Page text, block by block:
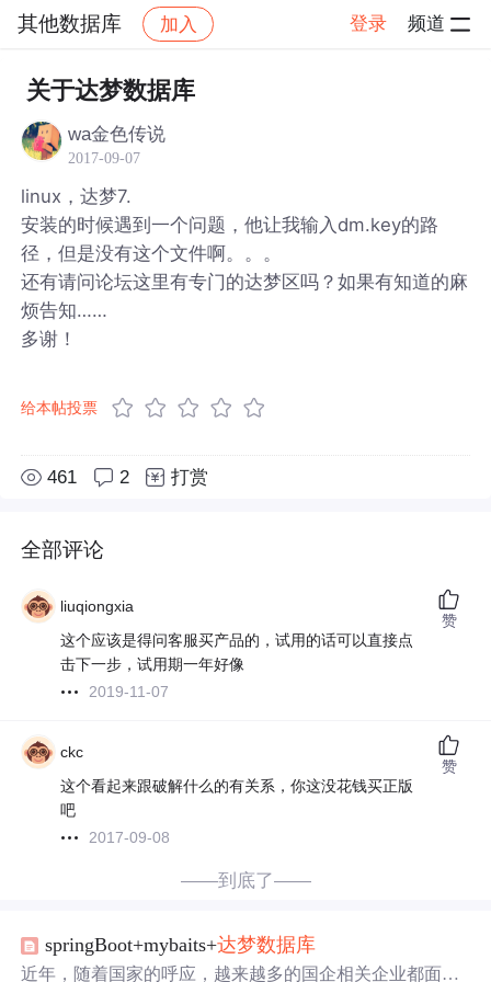
其他数据库 加入 登录 频道
社区 其他数据库
关于达梦数据库
wa金色传说
2017-09-07
linux，达梦7.
安装的时候遇到一个问题，他让我输入dm.key的路
径，但是没有这个文件啊。。。
还有请问论坛这里有专门的达梦区吗？如果有知道的麻
烦告知……
多谢！
给本帖投票
461 2 打赏
全部评论
liuqiongxia
这个应该是得问客服买产品的，试用的话可以直接点
击下一步，试用期一年好像
2019-11-07
赞
ckc
这个看起来跟破解什么的有关系，你这没花钱买正版
吧
2017-09-08
赞
——到底了——
springBoot+mybaits+达梦数据库
近年，随着国家的呼应，越来越多的国企相关企业都面临